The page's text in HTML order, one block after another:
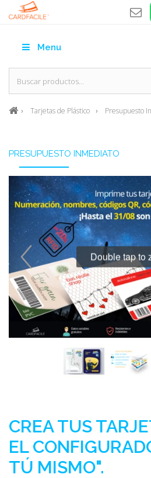
Menu
Tarjetas de Plástico Presupuesto
PRESUPUESTO INMEDIATO
Double tap to
CREA TUS
EL
TÚ MISMO".